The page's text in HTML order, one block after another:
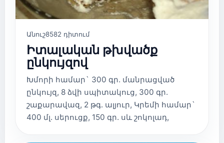
Անուշ8582 դիտում
Իտալական թխվածք
ընկույզով
Խմորի համար` 300 գր. մանրացված
ընկույզ, 8 ձվի սպիտակուց, 300 գր.
շաքարավազ, 2 թգ. ալյուր, Կրեմի համար`
400 մլ. սերուցք, 150 գր. սև շոկոլադ,